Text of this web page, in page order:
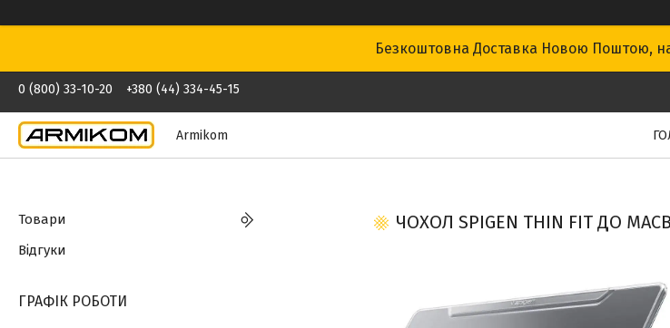
Безкоштовна Доставка Новою Поштою,
0 (800) 33-10-20 +380 (44) 334-45-15
Armikom
ЧОХОЛ SPIGEN THIN FIT ДО
Товари
Відгуки
ГРАФІК РОБОТИ